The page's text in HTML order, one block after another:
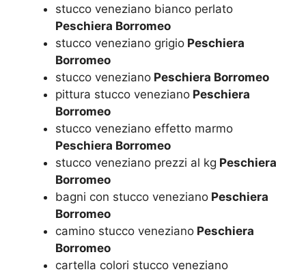
stucco veneziano bianco perlato
Peschiera Borromeo
stucco veneziano grigio Peschiera
Borromeo
stucco veneziano Peschiera Borromeo
pittura stucco veneziano Peschiera
Borromeo
stucco veneziano effetto marmo
Peschiera Borromeo
stucco veneziano prezzi al kg Peschiera
Borromeo
bagni con stucco veneziano Peschiera
Borromeo
camino stucco veneziano Peschiera
Borromeo
cartella colori stucco veneziano